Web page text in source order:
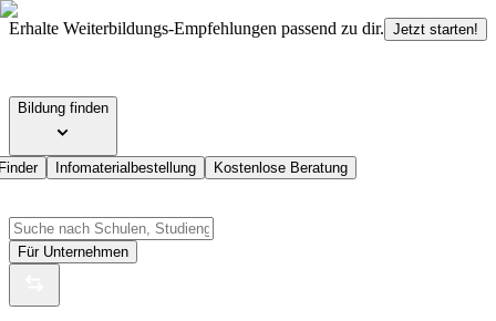
Erhalte Weiterbildungs-Empfehlungen passend zu dir. Jetzt starten!
Bildung finden
Infomaterialbestellung Kostenlose Beratung
Für Unternehmen